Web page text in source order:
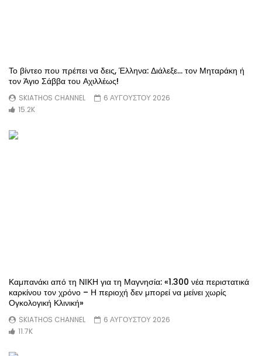
Το βίντεο που πρέπει να δεις, Έλληνα: Διάλεξε… τον Μηταράκη ή
τον Άγιο Σάββα του Αχιλλέως!
SKIATHOS CHANNEL
6 ΑΥΓΟΥΣΤΟΥ 2026
15.2K
Καμπανάκι από τη ΝΙΚΗ για τη Μαγνησία: «1.300 νέα περιστατικά
καρκίνου τον χρόνο – Η περιοχή δεν μπορεί να μείνει χωρίς
Ογκολογική Κλινική»
SKIATHOS CHANNEL
6 ΑΥΓΟΥΣΤΟΥ 2026
11.7K